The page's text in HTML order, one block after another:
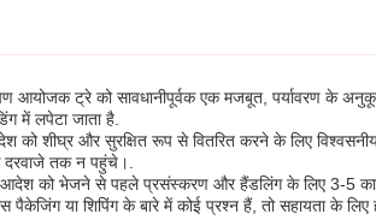
आयोजक ट्रे को सावधानीपूर्वक एक मजबूत, पर्यावरण के अनुकूल
में लपेटा जाता है.
शीघ्र और सुरक्षित रूप से वितरित करने के लिए
तक न पहुंचे।.
को भेजने से पहले प्रसंस्करण और हैंडलिंग के लिए 3-5
पैकेजिंग या शिपिंग के बारे में कोई प्रश्न हैं, तो सहायता के